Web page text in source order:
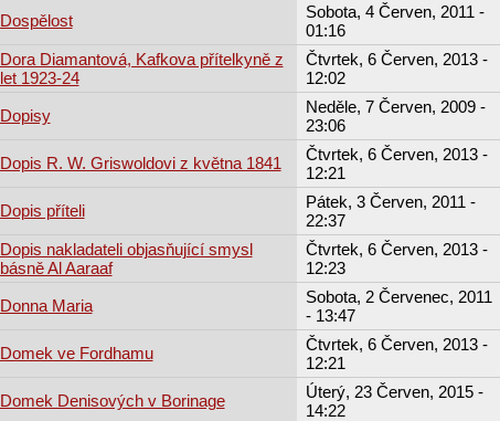
Dospělost
Sobota, 4 Červen, 2011 -
01:16
Dora Diamantová, Kafkova přítelkyně z
let 1923-24
Čtvrtek, 6 Červen, 2013 -
12:02
Dopisy
Neděle, 7 Červen, 2009 -
23:06
Dopis R. W. Griswoldovi z května 1841
Čtvrtek, 6 Červen, 2013 -
12:21
Dopis příteli
Pátek, 3 Červen, 2011 -
22:37
Dopis nakladateli objasňující smysl
básně Al Aaraaf
Čtvrtek, 6 Červen, 2013 -
12:23
Donna Maria
Sobota, 2 Červenec, 2011
- 13:47
Domek ve Fordhamu
Čtvrtek, 6 Červen, 2013 -
12:21
Domek Denisových v Borinage
Úterý, 23 Červen, 2015 -
14:22